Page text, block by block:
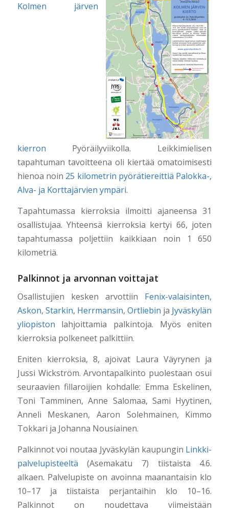
Kolmen järven
kierron Pyöräilyviikolla. Leikkimielisen
tapahtuman tavoitteena oli kiertää omatoimisesti
hienoa noin 25 kilometrin pyörätiereittiä Palokka-,
Alva- ja Korttajärvien ympäri.
Tapahtumassa kierroksia ilmoitti ajaneensa 31
osallistujaa. Yhteensä kierroksia kertyi 66, joten
tapahtumassa poljettiin kaikkiaan noin 1 650
kilometriä.
Palkinnot ja arvonnan voittajat
Osallistujien kesken arvottiin Fenix-valaisinten,
Askon, Starkin, Herrmansin,Ortliebin ja Jyväskylän
yliopiston lahjoittamia palkintoja. Myös eniten
kierroksia polkeneet palkittiin.
Eniten kierroksia, 8, ajoivat Laura Väyrynen ja
Jussi Wickström. Arvontapalkinto puolestaan osui
seuraavien fillaroijien kohdalle: Emma Eskelinen,
Toni Tamminen, Anne Salomaa, Sami Hyytinen,
Anneli Meskanen, Aaron Solehmainen, Kimmo
Tokkari ja Johanna Nousiainen.
Palkinnot voi noutaa Jyväskylän kaupungin Linkki-
palvelupisteeltä (Asemakatu 7) tiistaista 4.6.
alkaen. Palvelupiste on avoinna maanantaisin klo
10–17 ja tiistaista perjantaihin klo 10–16.
Palkinnot on noudettava viimeistään